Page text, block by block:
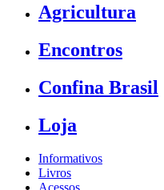
Agricultura
Encontros
Confina Brasil
Loja
Informativos
Livros